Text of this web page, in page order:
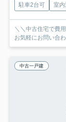
駐車2台可 室
＼＼中古住宅で費
お気軽にお問い合
中古一戸建